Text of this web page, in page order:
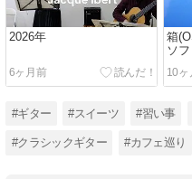
2026年
6ヶ月前
箱
ソ
10ヶ
#ギター #スイーツ #習い事
#クラシックギター #カフェ巡り